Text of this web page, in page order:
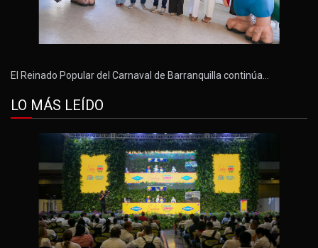
El Reinado Popular del Carnaval de Barranquilla continúa…
LO MÁS LEÍDO